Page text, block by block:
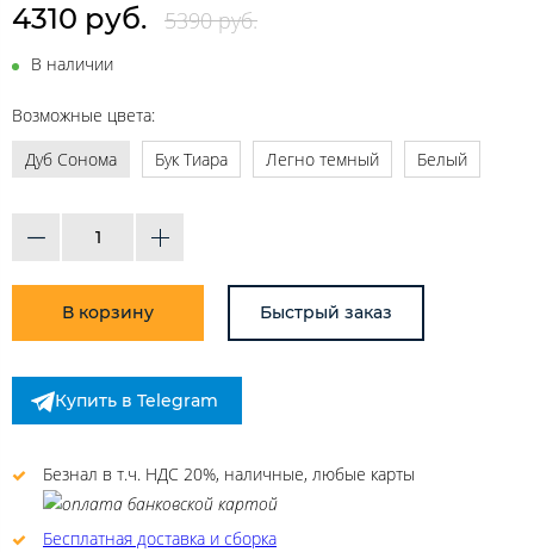
4310 руб. 5390 руб.
В наличии
Возможные цвета:
Дуб Сонома
Бук Тиара Легно темный Белый
В корзину Быстрый заказ
Купить в Telegram
Безнал в т.ч. НДС 20%, наличные, любые карты
Бесплатная доставка и сборка